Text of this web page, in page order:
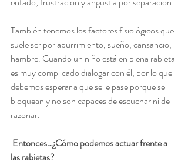
También tenemos los factores fisiológicos que
suele ser por aburrimiento, sueño, cansancio,
hambre. Cuando un niño está en plena rabieta
es muy complicado dialogar con él, por lo que
debemos esperar a que se le pase porque se
bloquean y no son capaces de escuchar ni de
razonar.
Entonces…¿Cómo podemos actuar frente a
las rabietas?